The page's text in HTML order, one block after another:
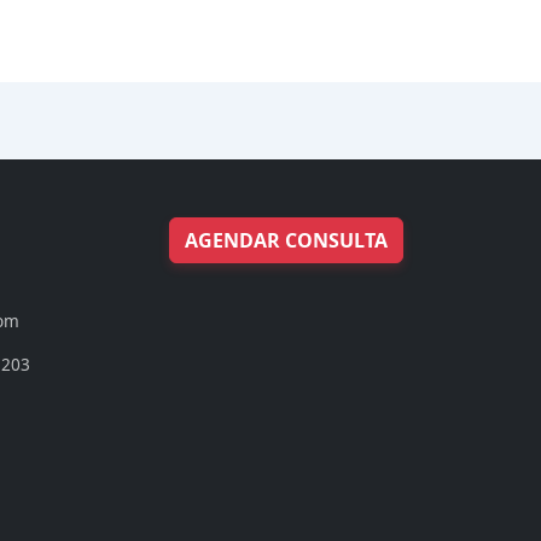
AGENDAR CONSULTA